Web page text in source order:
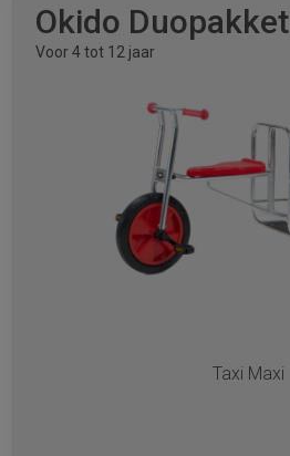
Okido Duopakket
Voor 4 tot 12 jaar
Taxi Maxi